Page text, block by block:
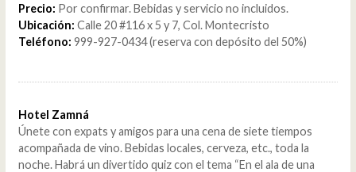
Precio: Por confirmar. Bebidas y servicio no incluidos.
Ubicación: Calle 20 #116 x 5 y 7, Col. Montecristo
Teléfono: 999-927-0434 (reserva con depósito del 50%)
Hotel Zamná
Únete con expats y amigos para una cena de siete tiempos
acompañada de vino. Bebidas locales, cerveza, etc., toda la
noche. Habrá un divertido quiz con el tema “En el ala de una